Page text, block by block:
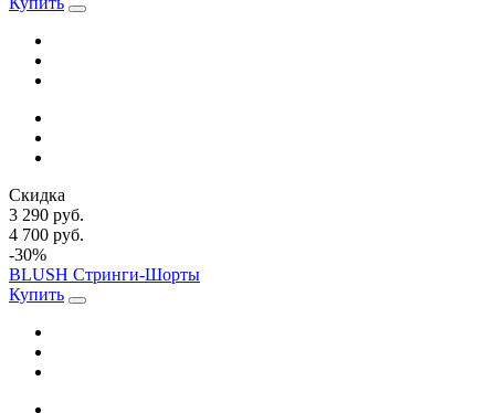
Скидка
3 290 руб.
4 700 руб.
-30%
BLUSH Стринги-Шорты
Купить